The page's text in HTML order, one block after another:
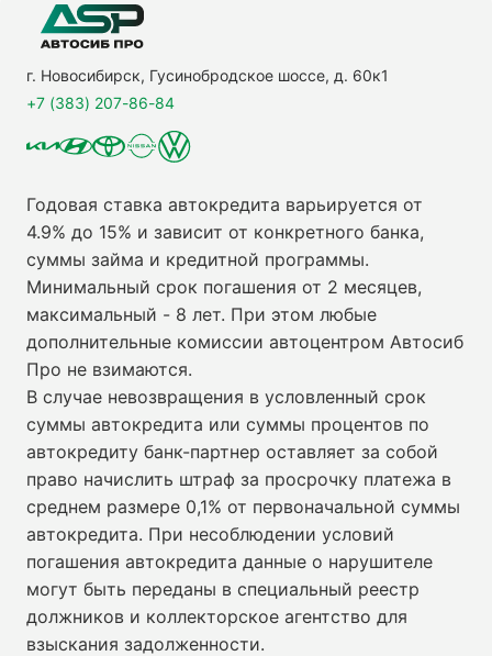
г. Новосибирск, Гусинобродское шоссе, д. 60к1
+7 (383) 207-86-84
Годовая ставка автокредита варьируется от
4.9% до 15% и зависит от конкретного банка,
суммы займа и кредитной программы.
Минимальный срок погашения от 2 месяцев,
максимальный - 8 лет. При этом любые
дополнительные комиссии автоцентром Автосиб
Про не взимаются.
В случае невозвращения в условленный срок
суммы автокредита или суммы процентов по
автокредиту банк-партнер оставляет за собой
право начислить штраф за просрочку платежа в
среднем размере 0,1% от первоначальной суммы
автокредита. При несоблюдении условий
погашения автокредита данные о нарушителе
могут быть переданы в специальный реестр
должников и коллекторское агентство для
взыскания задолженности.